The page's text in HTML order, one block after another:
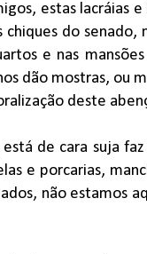
estas lacráias
do
e nas
dão mostras, ou
deste
de cara suja
e porcarias,
não estamos